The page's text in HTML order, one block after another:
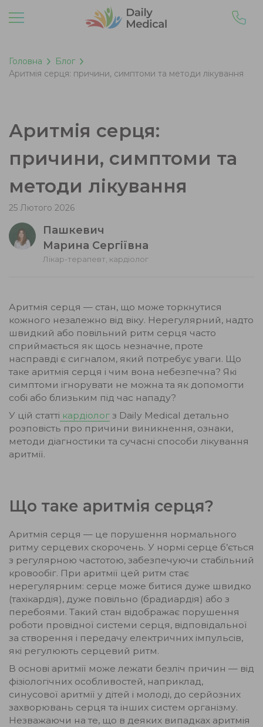
Головна
Блог
Аритмія серця: причини, симптоми та методи лікування
Аритмія серця:
причини, симптоми та
методи лікування
25 Лютого 2026
Пашкевич
Марина Сергіївна
Лікар-терапевт, кардіолог
Аритмія серця — стан, що може торкнутися
кожного незалежно від віку. Нерегулярний, надто
швидкий або повільний ритм серця часто
сприймається як щось незначне, проте
насправді є сигналом, який потребує уваги. Що
таке аритмія серця і чим вона небезпечна? Які
симптоми ігнорувати не можна та як допомогти
собі або близьким під час нападу?
У цій статті кардіолог з Daily Medical детально
розповість про причини виникнення, ознаки,
методи діагностики та сучасні способи лікування
аритмії.
Що таке аритмія серця?
Аритмія серця — це порушення нормального
ритму серцевих скорочень. У нормі серце б’ється
з регулярною частотою, забезпечуючи стабільний
кровообіг. При аритмії цей ритм стає
нерегулярним: серце може битися дуже швидко
(тахікардія), дуже повільно (брадиардія) або з
перебоями. Такий стан відображає порушення
роботи провідної системи серця, відповідальної
за створення і передачу електричних імпульсів,
які регулюють серцевий ритм.
В основі аритмії може лежати безліч причин — від
фізіологічних особливостей, наприклад,
синусової аритмії у дітей і молоді, до серйозних
захворювань серця та інших систем організму.
Незважаючи на те, що в деяких випадках аритмія